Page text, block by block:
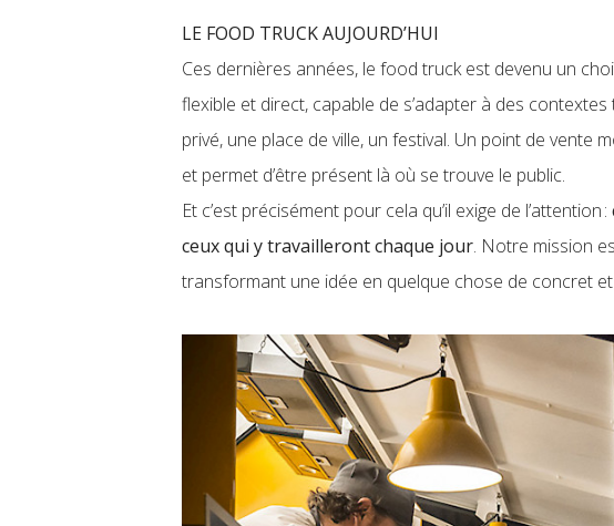
LE FOOD TRUCK AUJOURD’HUI
Ces dernières années, le food truck est devenu un
flexible et direct, capable de s’adapter à des
privé, une place de ville, un festival. Un point de vente
et permet d’être présent là où se trouve le public.
Et c’est précisément pour cela qu’il exige de l’attention :
ceux qui y travailleront chaque jour. Notre mission
transformant une idée en quelque chose de concret et